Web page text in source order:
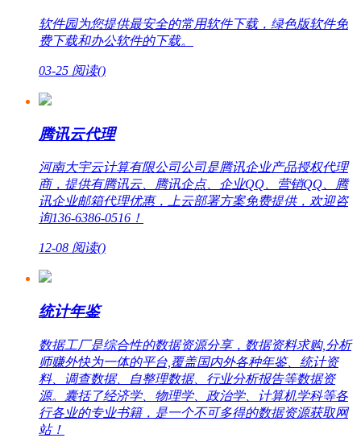
软件园为您提供最安全的常用软件下载，绿色版软件免
费下载和办公软件的下载。
03-25 阅读()
腾讯云代理
河南大宇云计算有限公司公司是腾讯企业产品授权代理
商，提供有腾讯云、腾讯企点、企业QQ、营销QQ、腾
讯企业邮箱代理优惠，上云部署方案免费提供，欢迎咨
询136-6386-0516！
12-08 阅读()
统计年鉴
数据工厂是综合性的数据资源分享，数据资料求购,分析
师赚外快为一体的平台,覆盖国内外各种年鉴、统计资
料、调查数据、自整理数据、行业分析报告等数据资
源。囊括了经济学、物理学、政治学、计算机学科等各
行各业的专业书籍，是一个不可多得的数据资源获取网
站！